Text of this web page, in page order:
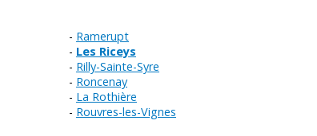
Ramerupt
Les Riceys
Rilly-Sainte-Syre
Roncenay
La Rothière
Rouvres-les-Vignes